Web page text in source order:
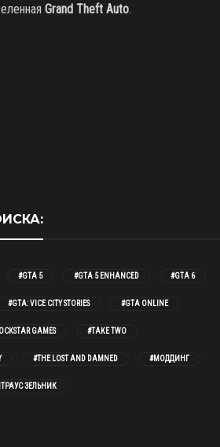
Grand Theft Auto.
#GTA 5 #GTA 5 ENHANCED #GTA 6
#GTA: VICE CITY STORIES #GTA ONLINE
GAMES #TAKE TWO
#THE LOST AND DAMNED #МОДДИНГ
ЗЕЛЬНИК